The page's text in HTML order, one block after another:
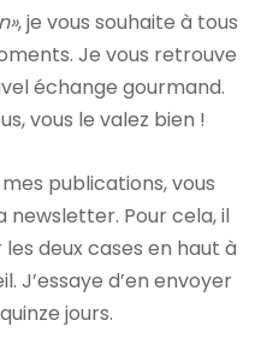
, je vous souhaite à tous
Je vous retrouve
échange gourmand.
vous le valez bien !
publications, vous
newsletter. Pour cela, il
deux cases en haut à
J’essaye d’en envoyer
jours.